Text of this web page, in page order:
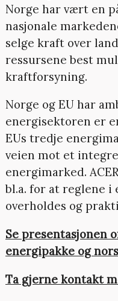
Norge har vært en
nasjonale
selge kraft over
ressursene best
kraftforsyning.
Norge og EU har
energisektoren er
EUs tredje
veien mot et
energimarked.
bl.a. for at reglene i
overholdes og
Se presentasjonen
energipakke og
Ta gjerne kontakt